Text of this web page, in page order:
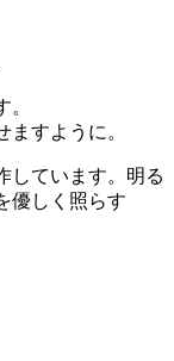
すように。
しています。明る
優しく照らす